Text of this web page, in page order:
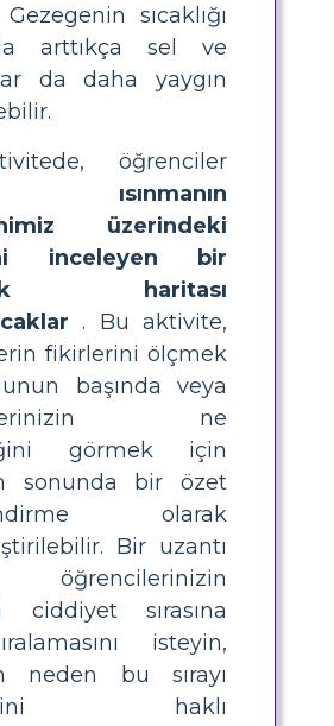
Gezegenin sıcaklığı
arttıkça sel ve
da daha yaygın
öğrenciler
ısınmanın
üzerindeki
inceleyen bir
haritası
. Bu aktivite,
fikirlerini ölçmek
başında veya
ne
görmek için
sonunda bir özet
olarak
Bir uzantı
öğrencilerinizin
ciddiyet sırasına
isteyin,
neden bu sırayı
haklı